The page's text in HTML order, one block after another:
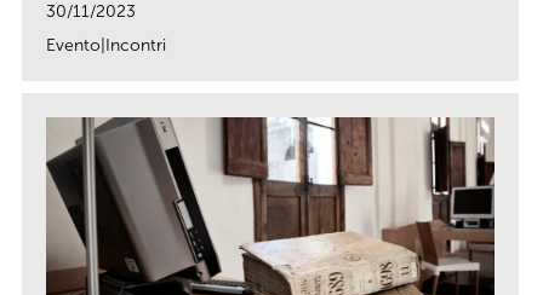
30/11/2023
Evento|Incontri